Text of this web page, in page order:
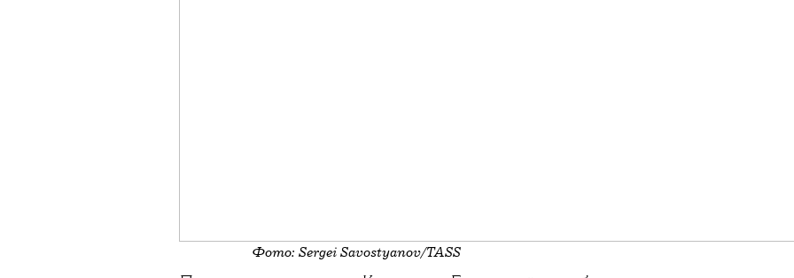
Фото: Sergei Savostyanov/TASS